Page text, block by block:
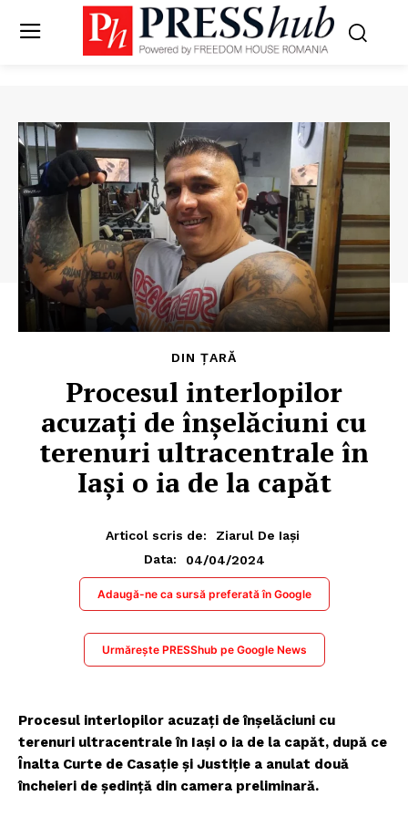
DIN ȚARĂ
Procesul interlopilor
acuzați de înșelăciuni cu
terenuri ultracentrale în
Iași o ia de la capăt
Articol scris de:
Ziarul De Iași
Data:
04/04/2024
Adaugă-ne ca sursă preferată în Google
Urmărește PRESShub pe Google News
Procesul interlopilor acuzați de înșelăciuni cu
terenuri ultracentrale în Iași o ia de la capăt, după ce
Înalta Curte de Casație și Justiție a anulat două
încheieri de ședință din camera preliminară.